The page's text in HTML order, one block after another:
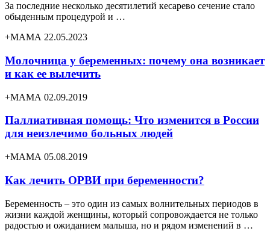
За последние несколько десятилетий кесарево сечение стало
обыденным процедурой и …
+МАМА 22.05.2023
Молочница у беременных: почему она возникает
и как ее вылечить
+МАМА 02.09.2019
Паллиативная помощь: Что изменится в России
для неизлечимо больных людей
+МАМА 05.08.2019
Как лечить ОРВИ при беременности?
Беременность – это один из самых волнительных периодов в
жизни каждой женщины, который сопровождается не только
радостью и ожиданием малыша, но и рядом изменений в …